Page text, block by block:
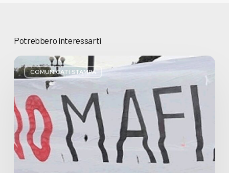
Potrebbero interessarti
COMUNICATI STAMPA
Basta
bugie,
Regione
Lombardia
pratica
l’antimafia
solo
a
parole